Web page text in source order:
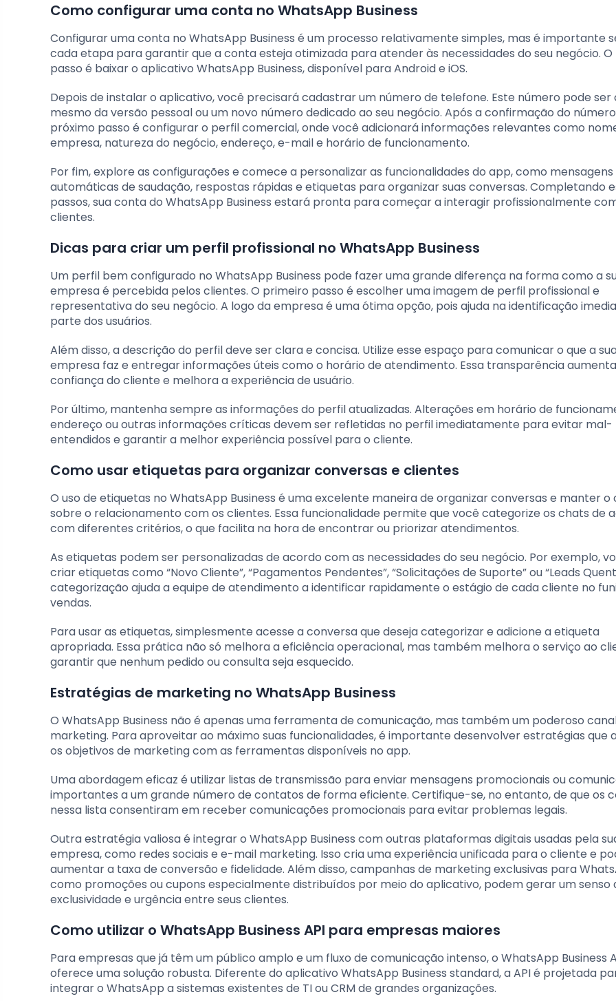
Como configurar uma conta no WhatsApp Business
Configurar uma conta no WhatsApp Business é um processo relativamente simples, mas é importante
cada etapa para garantir que a conta esteja otimizada para atender às necessidades do seu negócio.
passo é baixar o aplicativo WhatsApp Business, disponível para Android e iOS.
Depois de instalar o aplicativo, você precisará cadastrar um número de telefone. Este número pode ser
mesmo da versão pessoal ou um novo número dedicado ao seu negócio. Após a confirmação do
próximo passo é configurar o perfil comercial, onde você adicionará informações relevantes como
empresa, natureza do negócio, endereço, e-mail e horário de funcionamento.
Por fim, explore as configurações e comece a personalizar as funcionalidades do app, como mensagens
automáticas de saudação, respostas rápidas e etiquetas para organizar suas conversas. Completando
passos, sua conta do WhatsApp Business estará pronta para começar a interagir profissionalmente
clientes.
Dicas para criar um perfil profissional no WhatsApp Business
Um perfil bem configurado no WhatsApp Business pode fazer uma grande diferença na forma como a
empresa é percebida pelos clientes. O primeiro passo é escolher uma imagem de perfil profissional e
representativa do seu negócio. A logo da empresa é uma ótima opção, pois ajuda na identificação
parte dos usuários.
Além disso, a descrição do perfil deve ser clara e concisa. Utilize esse espaço para comunicar o que a
empresa faz e entregar informações úteis como o horário de atendimento. Essa transparência
confiança do cliente e melhora a experiência de usuário.
Por último, mantenha sempre as informações do perfil atualizadas. Alterações em horário de
endereço ou outras informações críticas devem ser refletidas no perfil imediatamente para evitar mal-
entendidos e garantir a melhor experiência possível para o cliente.
Como usar etiquetas para organizar conversas e clientes
O uso de etiquetas no WhatsApp Business é uma excelente maneira de organizar conversas e manter
sobre o relacionamento com os clientes. Essa funcionalidade permite que você categorize os chats de
com diferentes critérios, o que facilita na hora de encontrar ou priorizar atendimentos.
As etiquetas podem ser personalizadas de acordo com as necessidades do seu negócio. Por exemplo,
criar etiquetas como “Novo Cliente”, “Pagamentos Pendentes”, “Solicitações de Suporte” ou “Leads
categorização ajuda a equipe de atendimento a identificar rapidamente o estágio de cada cliente no
vendas.
Para usar as etiquetas, simplesmente acesse a conversa que deseja categorizar e adicione a etiqueta
apropriada. Essa prática não só melhora a eficiência operacional, mas também melhora o serviço ao
garantir que nenhum pedido ou consulta seja esquecido.
Estratégias de marketing no WhatsApp Business
O WhatsApp Business não é apenas uma ferramenta de comunicação, mas também um poderoso
marketing. Para aproveitar ao máximo suas funcionalidades, é importante desenvolver estratégias que
os objetivos de marketing com as ferramentas disponíveis no app.
Uma abordagem eficaz é utilizar listas de transmissão para enviar mensagens promocionais ou
importantes a um grande número de contatos de forma eficiente. Certifique-se, no entanto, de que os
nessa lista consentiram em receber comunicações promocionais para evitar problemas legais.
Outra estratégia valiosa é integrar o WhatsApp Business com outras plataformas digitais usadas pela
empresa, como redes sociais e e-mail marketing. Isso cria uma experiência unificada para o cliente e
aumentar a taxa de conversão e fidelidade. Além disso, campanhas de marketing exclusivas para
como promoções ou cupons especialmente distribuídos por meio do aplicativo, podem gerar um senso
exclusividade e urgência entre seus clientes.
Como utilizar o WhatsApp Business API para empresas maiores
Para empresas que já têm um público amplo e um fluxo de comunicação intenso, o WhatsApp Business
oferece uma solução robusta. Diferente do aplicativo WhatsApp Business standard, a API é projetada
integrar o WhatsApp a sistemas existentes de TI ou CRM de grandes organizações.